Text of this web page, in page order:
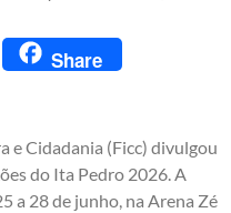
PrintFriendly
Share
e Cidadania (Ficc) divulgou
do Ita Pedro 2026. A
a 28 de junho, na Arena Zé